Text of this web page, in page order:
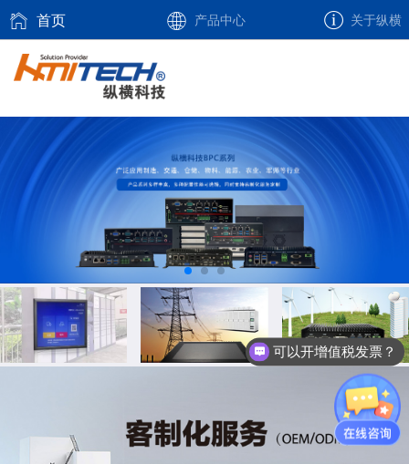
首页 产品中心 关于纵横
可以开增值税发票？